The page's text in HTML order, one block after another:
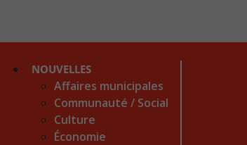
NOUVELLES
Affaires municipales
Communauté / Social
Culture
Économie